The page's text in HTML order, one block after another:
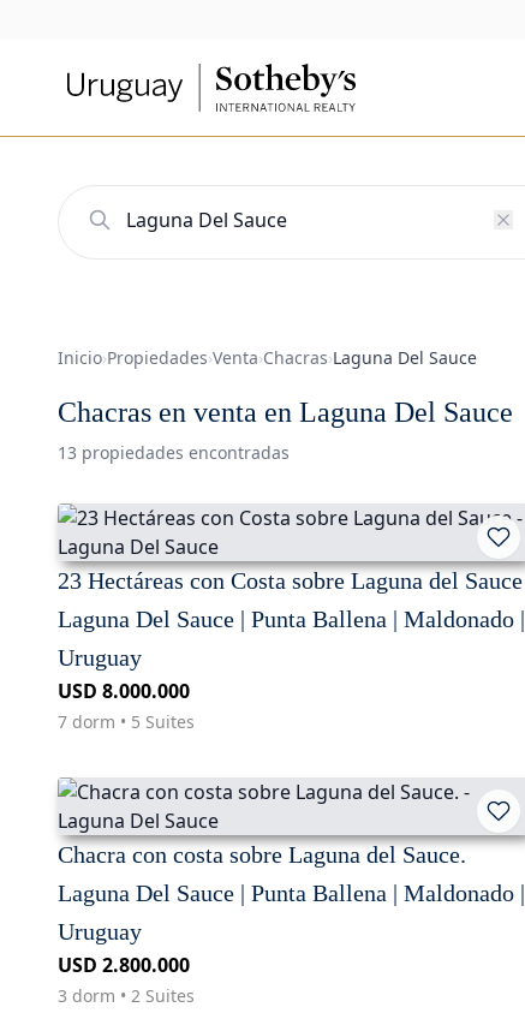
Inicio›Propiedades›Venta›Chacras›Laguna Del Sauce
Chacras en venta en Laguna Del Sauce
13 propiedades encontradas
23 Hectáreas con Costa sobre Laguna del Sauce
Laguna Del Sauce | Punta Ballena | Maldonado |
Uruguay
USD 8.000.000
7 dorm • 5 Suites
Chacra con costa sobre Laguna del Sauce.
Laguna Del Sauce | Punta Ballena | Maldonado |
Uruguay
USD 2.800.000
3 dorm • 2 Suites